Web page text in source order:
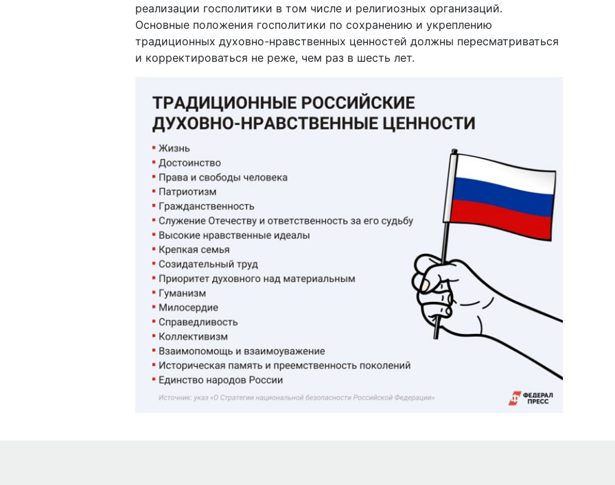
реализации госполитики в том числе и религиозных организаций.
Основные положения госполитики по сохранению и укреплению
традиционных духовно-нравственных ценностей должны пересматриваться
и корректироваться не реже, чем раз в шесть лет.